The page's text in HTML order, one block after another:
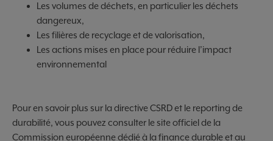
Les volumes de déchets, en particulier les déchets
dangereux,
Les filières de recyclage et de valorisation,
Les actions mises en place pour réduire l’impact
environnemental
Pour en savoir plus sur la directive CSRD et le reporting de
durabilité, vous pouvez consulter le site officiel de la
Commission européenne dédié à la finance durable et au